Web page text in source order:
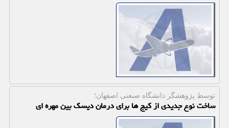
توسط پژوهشگر دانشگاه صنعتی اصفهان؛
ساخت نوع جدیدی از کیج ها برای درمان دیسک بین مهره ای